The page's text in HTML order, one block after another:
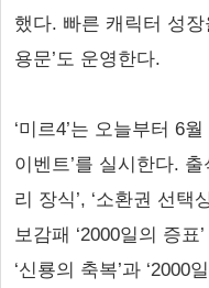
했다. 빠른 캐릭터 성
용문’도 운영한다.
‘미르4’는 오늘부터 6
이벤트’를 실시한다.
리 장식’, ‘소환권 선택
보감패 ‘2000일의 증
‘신룡의 축복’과 ‘2000